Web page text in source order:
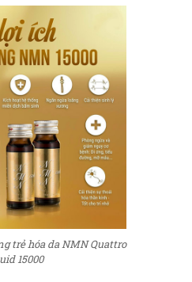
trẻ hóa da NMN Quattro
15000